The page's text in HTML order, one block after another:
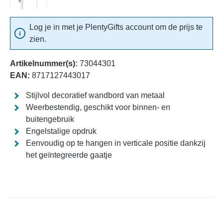
Log je in met je PlentyGifts account om de prijs te
zien.
Artikelnummer(s): 73044301
EAN: 8717127443017
Stijlvol decoratief wandbord van metaal
Weerbestendig, geschikt voor binnen- en
buitengebruik
Engelstalige opdruk
Eenvoudig op te hangen in verticale positie dankzij
het geïntegreerde gaatje